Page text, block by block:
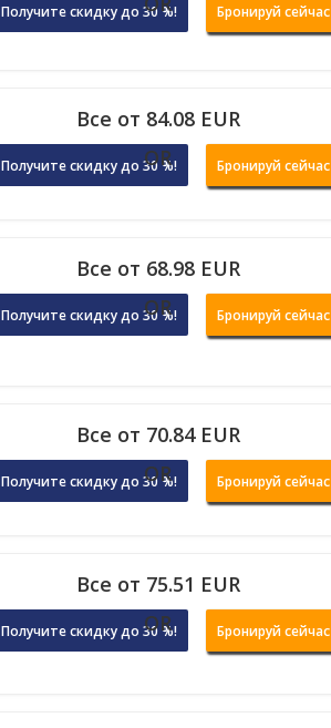
Получите скидку до 30 %! Бронируй сейчас
Все от 84.08 EUR
Получите скидку до 30 %!
OR Бронируй сейчас
Все от 68.98 EUR
Получите скидку до 30 %!
OR Бронируй сейчас
Все от 70.84 EUR
Получите скидку до 30 %!
OR Бронируй сейчас
Все от 75.51 EUR
Получите скидку до 30 %!
OR Бронируй сейчас